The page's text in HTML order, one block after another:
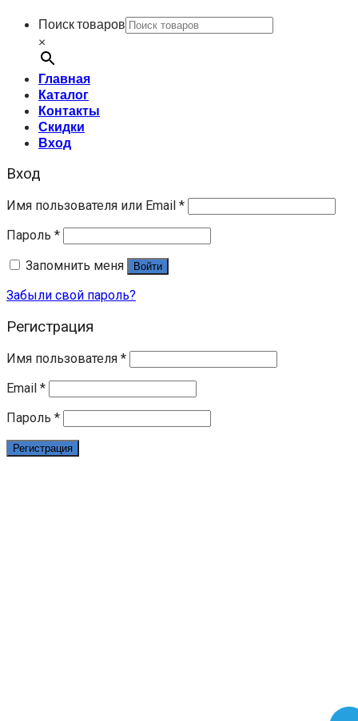
Поиск товаров
×
Главная
Каталог
Контакты
Скидки
Вход
Вход
Имя пользователя или Email *
Пароль *
Запомнить меня
Войти
Забыли свой пароль?
Регистрация
Имя пользователя *
Email *
Пароль *
Регистрация